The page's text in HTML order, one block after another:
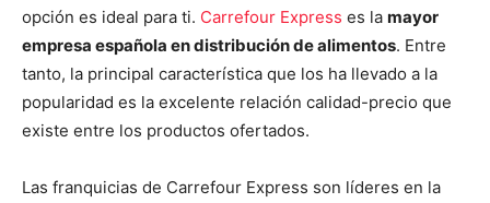
opción es ideal para ti. Carrefour Express es la mayor
empresa española en distribución de alimentos. Entre
tanto, la principal característica que los ha llevado a la
popularidad es la excelente relación calidad-precio que
existe entre los productos ofertados.
Las franquicias de Carrefour Express son líderes en la